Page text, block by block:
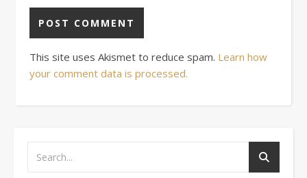
This site uses Akismet to reduce spam. Learn how
your comment data is processed.